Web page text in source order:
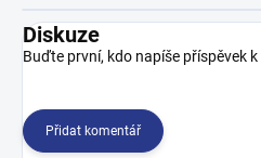
Diskuze
Buďte první, kdo napíše příspěvek
Přidat komentář